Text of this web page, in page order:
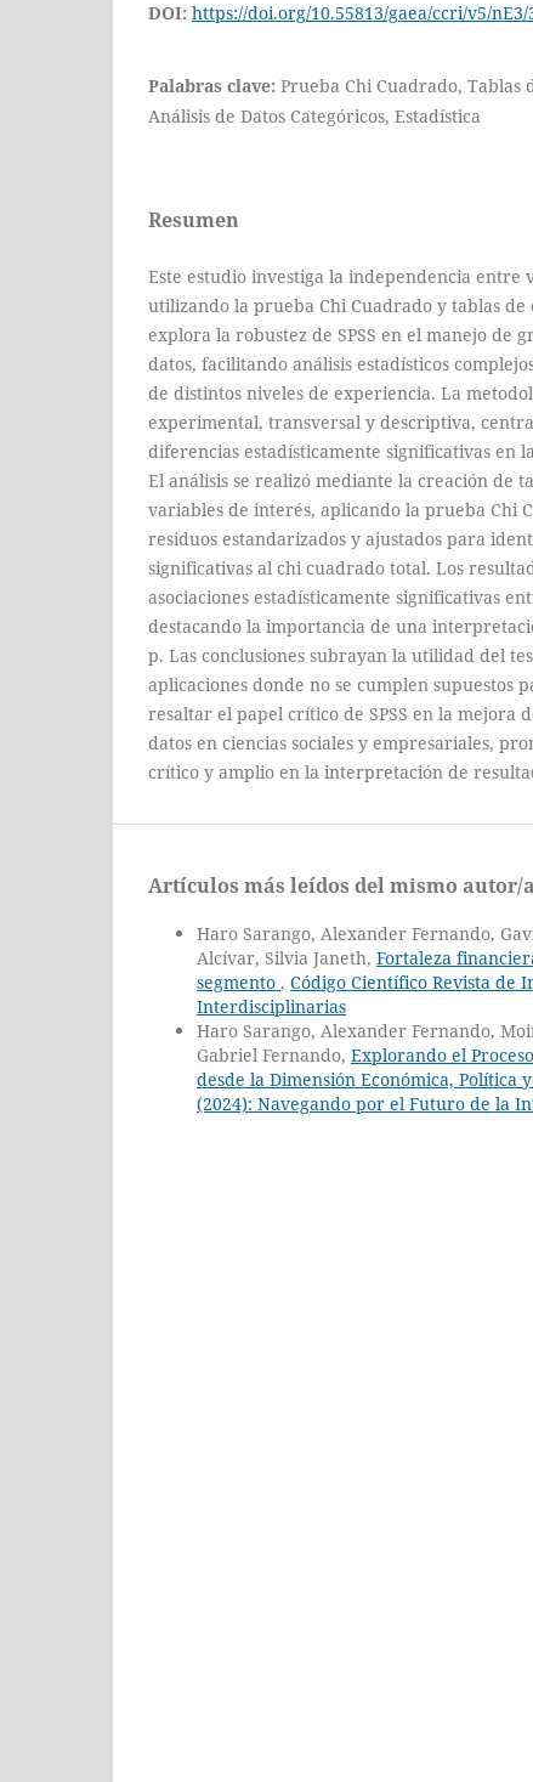
DOI: https://doi.org/10.55813/gaea/ccri/v5/nE3/
Palabras clave: Prueba Chi Cuadrado, Tablas
Análisis de Datos Categóricos, Estadística
Resumen
Este estudio investiga la independencia entre
utilizando la prueba Chi Cuadrado y tablas de
explora la robustez de SPSS en el manejo de
datos, facilitando análisis estadísticos
de distintos niveles de experiencia. La
experimental, transversal y descriptiva,
diferencias estadísticamente significativas en
El análisis se realizó mediante la creación de
variables de interés, aplicando la prueba Chi
residuos estandarizados y ajustados para
significativas al chi cuadrado total. Los
asociaciones estadísticamente significativas
destacando la importancia de una
p. Las conclusiones subrayan la utilidad del
aplicaciones donde no se cumplen supuestos
resaltar el papel crítico de SPSS en la mejora
datos en ciencias sociales y empresariales,
crítico y amplio en la interpretación de
Artículos más leídos del mismo autor/a
Haro Sarango, Alexander Fernando,
Alcívar, Silvia Janeth, Fortaleza
segmento , Código Científico Revista de
Interdisciplinarias
Haro Sarango, Alexander Fernando,
Gabriel Fernando, Explorando el
desde la Dimensión Económica, Política
(2024): Navegando por el Futuro de la